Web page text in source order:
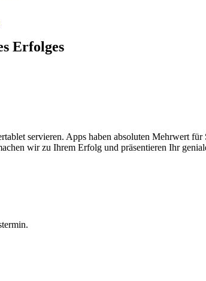
Erfolges
servieren. Apps haben absoluten Mehrwert
wir zu Ihrem Erfolg und präsentieren Ihr